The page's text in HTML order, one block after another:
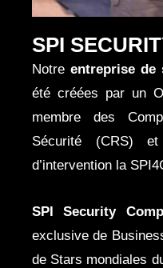
SPI
Notreentreprise de
été créées par un
membre des
Sécurité (CRS)
d’intervention la
SPI Security
exclusive de
de Stars mondiales